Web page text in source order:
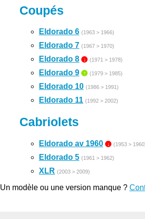
Coupés
Eldorado 6 (1963 > 1966)
Eldorado 7 (1967 > 1970)
Eldorado 8 ↓ (1971 > 1978)
Eldorado 9 ↑ (1979 > 1985)
Eldorado 10 (1986 > 1991)
Eldorado 11 (1992 > 2002)
Cabriolets
Eldorado av 1960 ↓ (1953 >
Eldorado 5 (1961 > 1962)
XLR (2003 > 2009)
Un modèle ou une version manque ?